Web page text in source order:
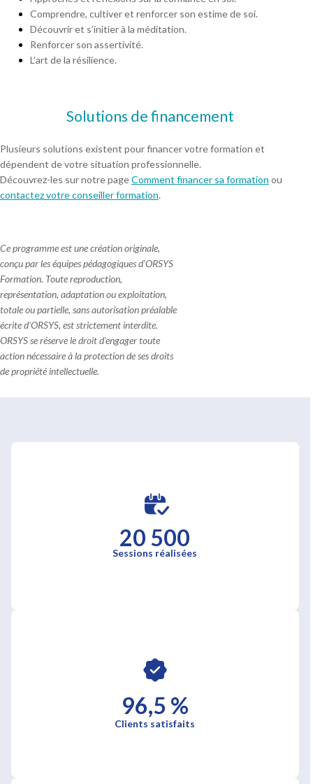
Comprendre, cultiver et renforcer son estime de soi.
Découvrir et s’initier à la méditation.
Renforcer son assertivité.
L’art de la résilience.
Solutions de financement
Plusieurs solutions existent pour financer votre formation et
dépendent de votre situation professionnelle.
Découvrez-les sur notre pageComment financer sa formation ou
contactez votre conseiller formation.
Ce programme est une création originale,
conçu par les équipes pédagogiques d'ORSYS
Formation. Toute reproduction,
représentation, adaptation ou exploitation,
totale ou partielle, sans autorisation préalable
écrite d'ORSYS, est strictement interdite.
ORSYS se réserve le droit d'engager toute
action nécessaire à la protection de ses droits
de propriété intellectuelle.
20 500
Sessions réalisées
96,5 %
Clients satisfaits